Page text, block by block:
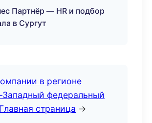
Партнёр — HR и подбор
в Сургут
в регионе
федеральный
Главная страница →